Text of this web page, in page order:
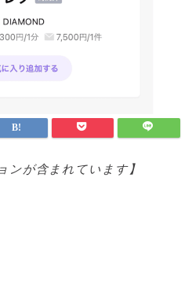
ンが含まれています】